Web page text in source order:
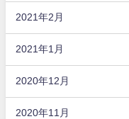
2021年2月
2021年1月
2020年12月
2020年11月